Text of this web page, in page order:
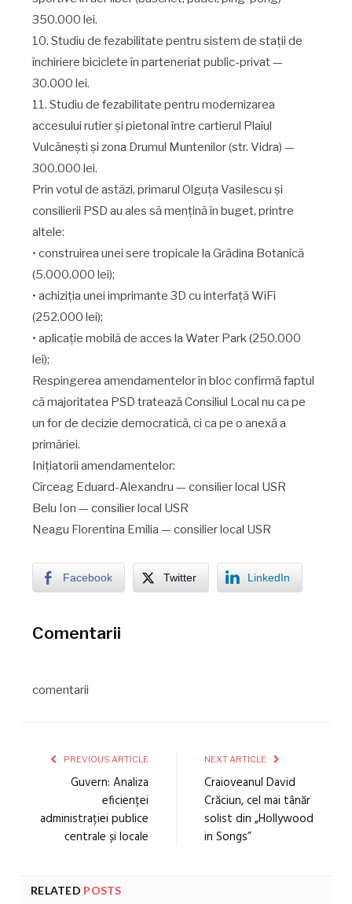
350.000 lei.
10. Studiu de fezabilitate pentru sistem de stații de
închiriere biciclete în parteneriat public-privat —
30.000 lei.
11. Studiu de fezabilitate pentru modernizarea
accesului rutier și pietonal între cartierul Plaiul
Vulcănești și zona Drumul Muntenilor (str. Vidra) —
300.000 lei.
Prin votul de astăzi, primarul Olguța Vasilescu și
consilierii PSD au ales să mențină în buget, printre
altele:
• construirea unei sere tropicale la Grădina Botanică
(5.000.000 lei);
• achiziția unei imprimante 3D cu interfață WiFi
(252.000 lei);
• aplicație mobilă de acces la Water Park (250.000
lei);
Respingerea amendamentelor în bloc confirmă faptul
că majoritatea PSD tratează Consiliul Local nu ca pe
un for de decizie democratică, ci ca pe o anexă a
primăriei.
Inițiatorii amendamentelor:
Cîrceag Eduard-Alexandru — consilier local USR
Belu Ion — consilier local USR
Neagu Florentina Emilia — consilier local USR
Facebook Twitter LinkedIn
Comentarii
comentarii
PREVIOUS ARTICLE
Guvern: Analiza
eficienței
administrației publice
centrale și locale
NEXT ARTICLE
Craioveanul David
Crăciun, cel mai tânăr
solist din „Hollywood
in Songs”
RELATED POSTS